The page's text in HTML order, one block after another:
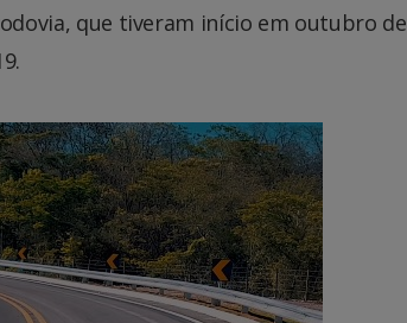
que tiveram início em outubro de